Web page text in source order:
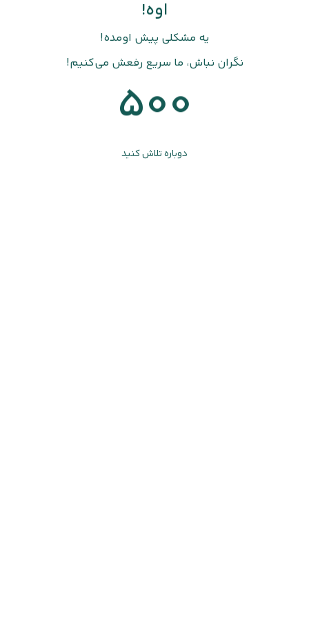
اوه!
یه مشکلی پیش اومده!
نگران نباش، ما سریع رفعش می‌کنیم!
500
دوباره تلاش کنید